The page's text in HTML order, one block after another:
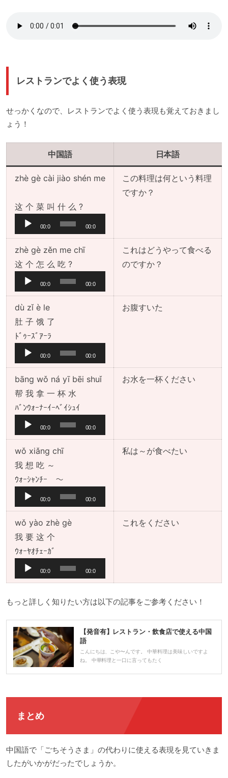
レストランでよく使う表現
せっかくなので、レストランでよく使う表現も覚えておきまし
ょう！
中国語 日本語
zhè gè cài jiào shén me
这 个 菜 叫 什 么 ?音
プ
レ
ー
00:0
0
00:0
0
この料理は何という料理
ですか？
zhè gè zěn me chī
这 个 怎 么 吃 ?音
声
プ
ー
00:0
0
00:0
0
これはどうやって食べる
のですか？
dù zǐ è le
肚 子 饿 了
ﾄﾞｩｰｽﾞｱｰﾗ音
プ
レ
ー
ヤ
00:0
0
00:0
0
お腹すいた
bāng wǒ ná yī bēi shuǐ
帮 我 拿 一 杯 水
ﾊﾞﾝｳｫｰﾅｰｲｰﾍﾞｲｼｭｲ音
プ
00:0
0
00:0
0
お水を一杯ください
wǒ xiǎng chī
我 想 吃 ～
ｳｫｰｼｬﾝﾁｰ 〜音
声
プ
レ
ー
00:0
0
00:0
0
私は～が食べたい
wǒ yào zhè gè
我 要 这 个
ｳｫｰﾔｵﾁｪｰｶﾞ
声
プ
ー
ヤ
ー
00:0
0
00:0
0
これをください
もっと詳しく知りたい方は以下の記事をご参考ください！
【発音有】レストラン・飲食店で使える中国
語
こんにちは、こや〜んです。 中華料理は美味しいですよ
ね。 中華料理と一口に言ってもたく
まとめ
中国語で「ごちそうさま」の代わりに使える表現を見ていきま
したがいかがだったでしょうか。